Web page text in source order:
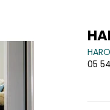
HARO
05